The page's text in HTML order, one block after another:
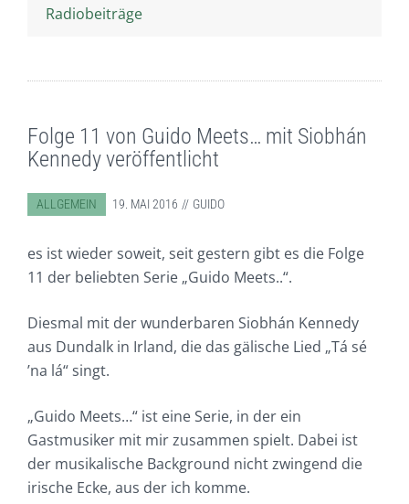
Radiobeiträge
Folge 11 von Guido Meets… mit Siobhán
Kennedy veröffentlicht
ABGELEGT IN:
ALLGEMEIN 19. MAI 2016 GUIDO
es ist wieder soweit, seit gestern gibt es die Folge
11 der beliebten Serie „Guido Meets..“.
Diesmal mit der wunderbaren Siobhán Kennedy
aus Dundalk in Irland, die das gälische Lied „Tá sé
’na lá“singt.
„Guido Meets…“ ist eine Serie, in der ein
Gastmusiker mit mir zusammen spielt. Dabei ist
der musikalische Background nicht zwingend die
irische Ecke, aus der ich komme.